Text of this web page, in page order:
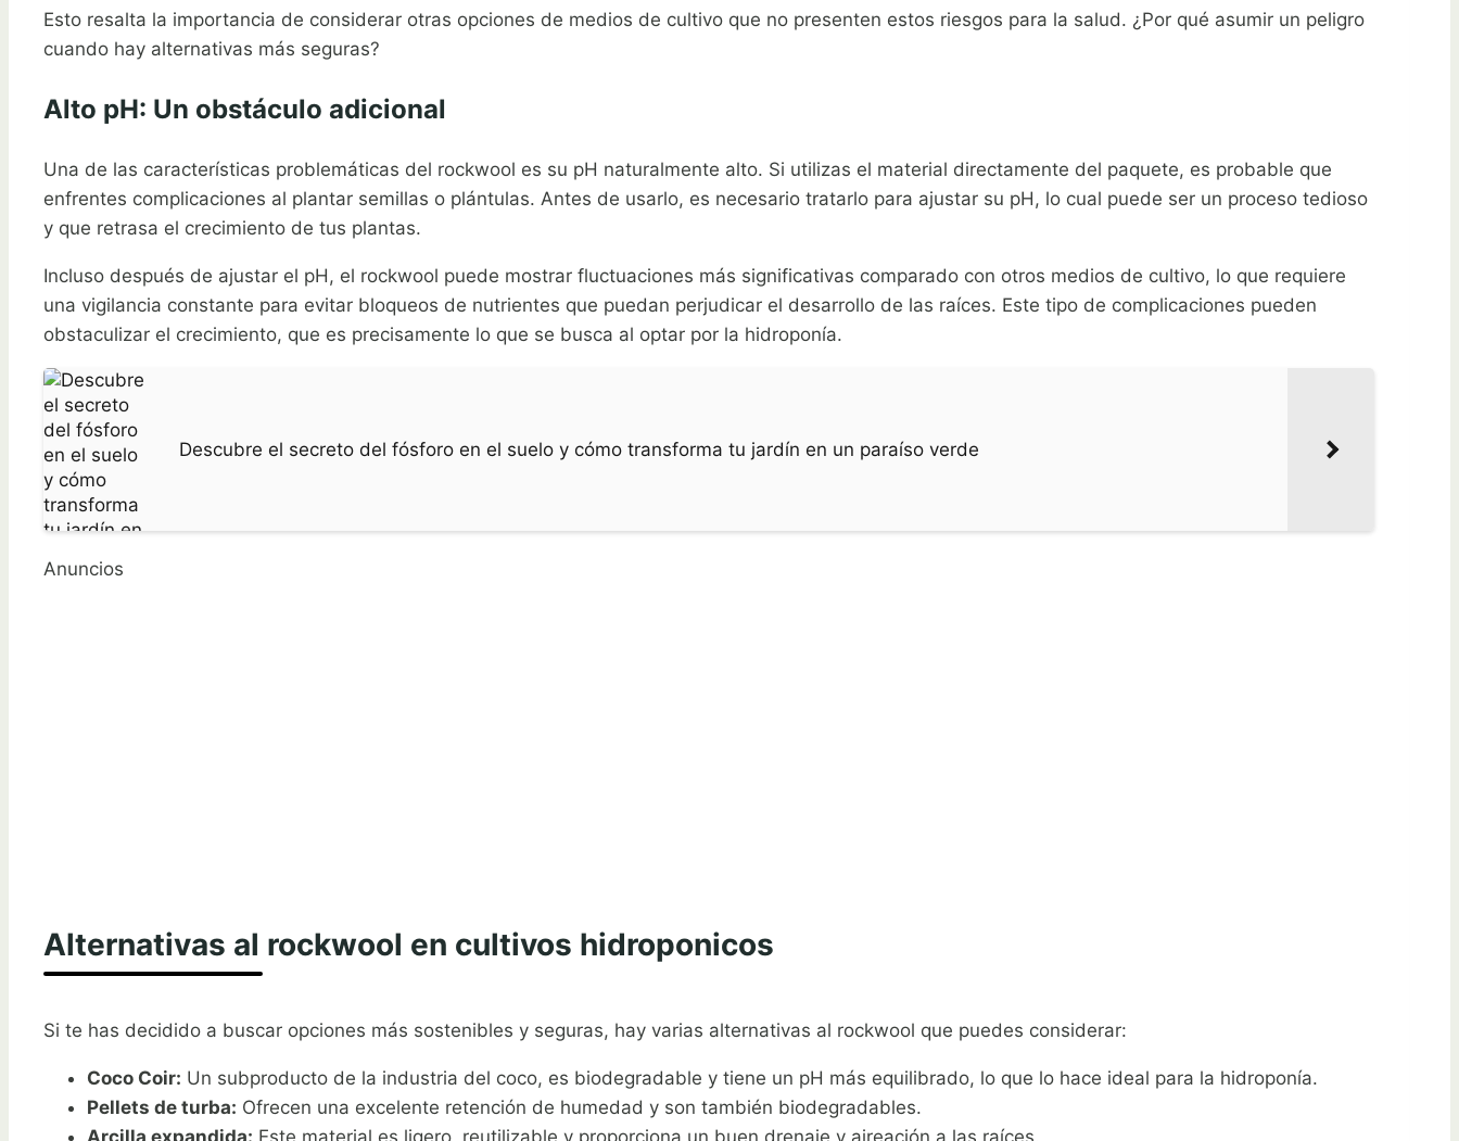
Esto resalta la importancia de considerar otras opciones de medios de cultivo que no presenten estos riesgos para la salud. ¿Por qué asumir un peligro
cuando hay alternativas más seguras?
Alto pH: Un obstáculo adicional
Una de las características problemáticas del rockwool es su pH naturalmente alto. Si utilizas el material directamente del paquete, es probable que
enfrentes complicaciones al plantar semillas o plántulas. Antes de usarlo, es necesario tratarlo para ajustar su pH, lo cual puede ser un proceso tedioso
y que retrasa el crecimiento de tus plantas.
Incluso después de ajustar el pH, el rockwool puede mostrar fluctuaciones más significativas comparado con otros medios de cultivo, lo que requiere
una vigilancia constante para evitar bloqueos de nutrientes que puedan perjudicar el desarrollo de las raíces. Este tipo de complicaciones pueden
obstaculizar el crecimiento, que es precisamente lo que se busca al optar por la hidroponía.
Descubre el secreto del fósforo en el suelo y cómo transforma tu jardín en un paraíso verde
Anuncios
Alternativas al rockwool en cultivos hidroponicos
Si te has decidido a buscar opciones más sostenibles y seguras, hay varias alternativas al rockwool que puedes considerar:
Coco Coir: Un subproducto de la industria del coco, es biodegradable y tiene un pH más equilibrado, lo que lo hace ideal para la hidroponía.
Pellets de turba: Ofrecen una excelente retención de humedad y son también biodegradables.